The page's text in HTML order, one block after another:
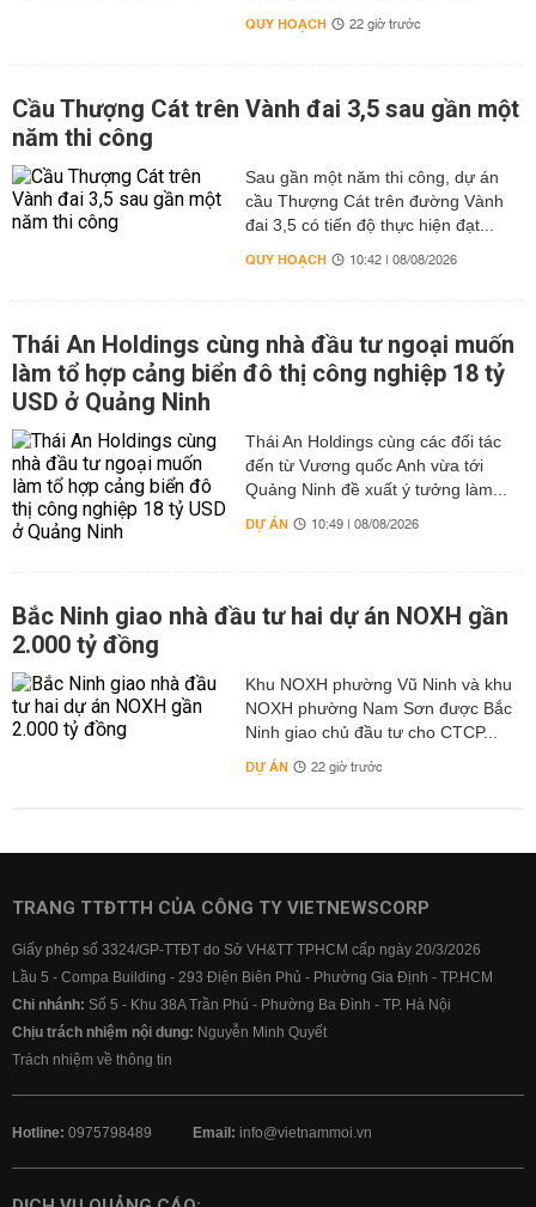
QUY HOẠCH 22 giờ trước
Cầu Thượng Cát trên Vành đai 3,5 sau gần một
năm thi công
Sau gần một năm thi công, dự án
cầu Thượng Cát trên đường Vành
đai 3,5 có tiến độ thực hiện đạt...
QUY HOẠCH 10:42 | 08/08/2026
Thái An Holdings cùng nhà đầu tư ngoại muốn
làm tổ hợp cảng biển đô thị công nghiệp 18 tỷ
USD ở Quảng Ninh
Thái An Holdings cùng các đối tác
đến từ Vương quốc Anh vừa tới
Quảng Ninh đề xuất ý tưởng làm...
DỰ ÁN 10:49 | 08/08/2026
Bắc Ninh giao nhà đầu tư hai dự án NOXH gần
2.000 tỷ đồng
Khu NOXH phường Vũ Ninh và khu
NOXH phường Nam Sơn được Bắc
Ninh giao chủ đầu tư cho CTCP...
DỰ ÁN 22 giờ trước
TRANG TTĐTTH CỦA CÔNG TY VIETNEWSCORP
Giấy phép số 3324/GP-TTĐT do Sở VH&TT TPHCM cấp ngày 20/3/2026
Lầu 5 - Compa Building - 293 Điện Biên Phủ - Phường Gia Định - TP.HCM
Chi nhánh: Số 5 - Khu 38A Trần Phú - Phường Ba Đình - TP. Hà Nội
Chịu trách nhiệm nội dung: Nguyễn Minh Quyết
Trách nhiệm về thông tin
Hotline: 0975798489 Email: info@vietnammoi.vn